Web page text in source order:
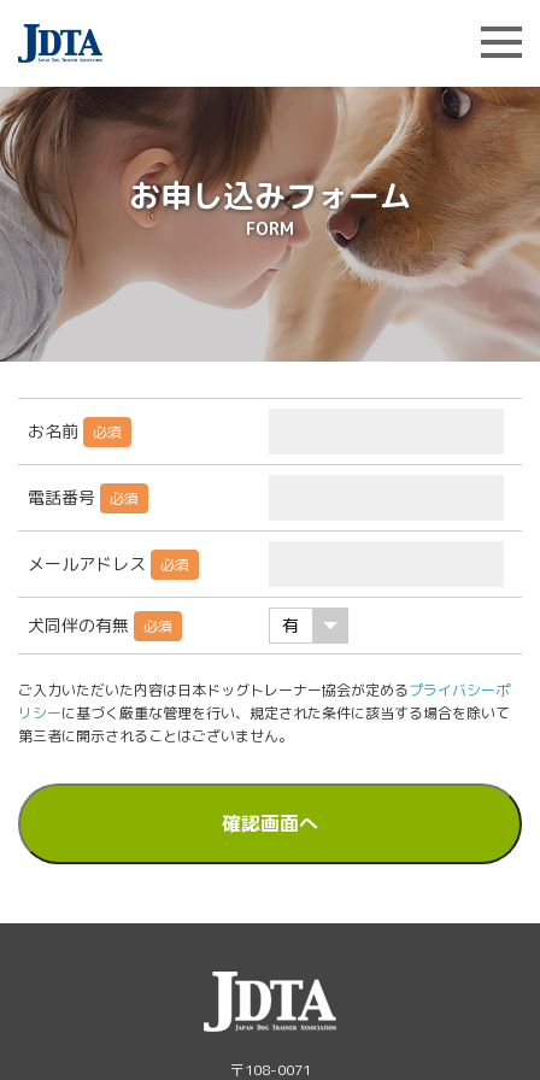
お申し込みフォーム
FORM
お名前 必須
電話番号 必須
メールアドレス 必須
犬同伴の有無 必須
ご入力いただいた内容は日本ドッグトレーナー協会が定めるプライバシーポ
リシーに基づく厳重な管理を行い、 規定された条件に該当する場合を除いて
第三者に開示されることはございません。
〒108-0071